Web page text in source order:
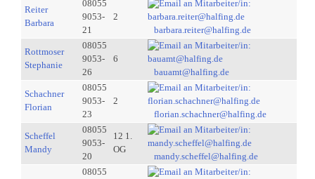
Reiter
Barbara
08055
9053-
21
2
barbara.reiter@halfing.de
Rottmoser
Stephanie
08055
9053-
26
6
bauamt@halfing.de
Schachner
Florian
08055
9053-
23
2
florian.schachner@halfing.de
Scheffel
Mandy
08055
9053-
20
12 1.
OG
mandy.scheffel@halfing.de
08055